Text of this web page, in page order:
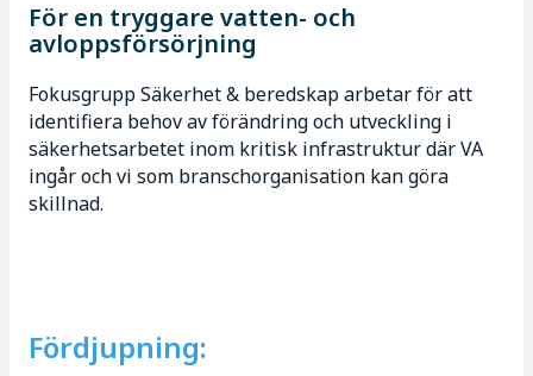
För en tryggare vatten- och
avloppsförsörjning
Fokusgrupp Säkerhet & beredskap arbetar för att
identifiera behov av förändring och utveckling i
säkerhetsarbetet inom kritisk infrastruktur där VA
ingår och vi som branschorganisation kan göra
skillnad.
Fördjupning: